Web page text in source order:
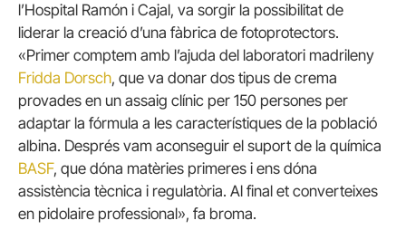
l’Hospital Ramón i Cajal, va sorgir la possibilitat de
liderar la creació d’una fàbrica de fotoprotectors.
«Primer comptem amb l’ajuda del laboratori madrileny
Fridda Dorsch, que va donar dos tipus de crema
provades en un assaig clínic per 150 persones per
adaptar la fórmula a les característiques de la població
albina. Després vam aconseguir el suport de la química
BASF, que dóna matèries primeres i ens dóna
assistència tècnica i regulatòria. Al final et converteixes
en pidolaire professional», fa broma.